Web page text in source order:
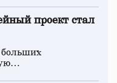
проект стал
больших